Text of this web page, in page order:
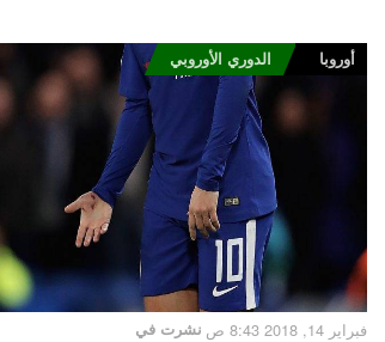
أوروبا الدوري الأوروبي
نشرت في فبراير 14, 2018 8:43 ص